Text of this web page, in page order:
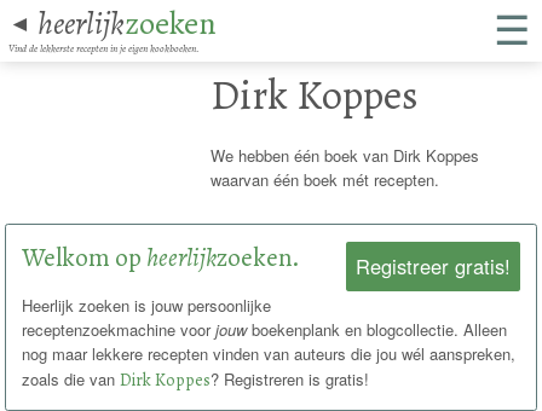
◄ heerlijkzoeken
Vind de lekkerste recepten in je eigen kookboeken. ☰
Dirk Koppes
We hebben één boek van Dirk Koppes
waarvan één boek mét recepten.
Registreer gratis!
Welkom op heerlijkzoeken.
Heerlijk zoeken is jouw persoonlijke
receptenzoekmachine voorjouwboekenplank en blogcollectie. Alleen
nog maar lekkere recepten vinden van auteurs die jou wél aanspreken,
zoals die van Dirk Koppes? Registreren is gratis!